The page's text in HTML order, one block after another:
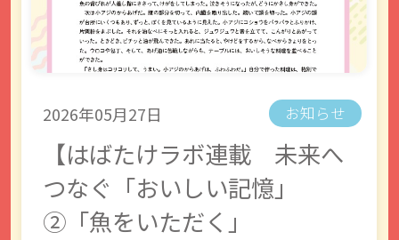
2026年05月27日 お知らせ
【はばたけラボ連載 未来へ
つなぐ「おいしい記憶」
②「魚をいただく」